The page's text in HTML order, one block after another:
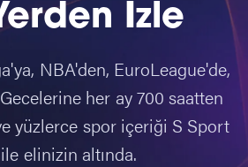
İzle
NBA'den, EuroLeague'de,
her ay 700 saatten
yüzlerce spor içeriği S Sport
elinizin altında.